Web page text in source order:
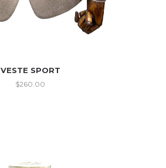
VESTE SPORT
$260.00